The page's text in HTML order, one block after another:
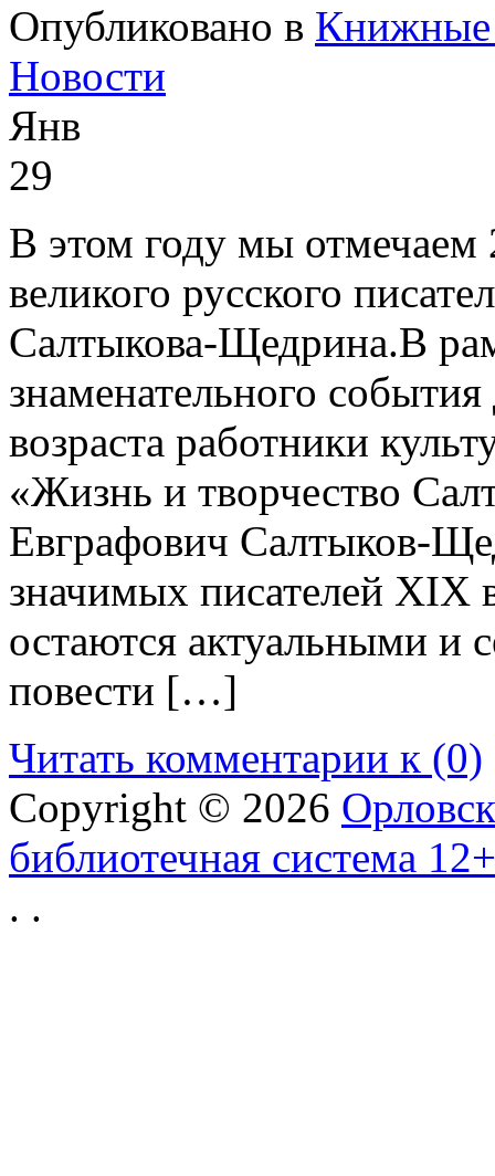
Опубликовано в Книжные
Новости
Янв
29
В этом году мы отмечаем
великого русского
Салтыкова-Щедрина.В
знаменательного
возраста работники
«Жизнь и творчество
Евграфович Салтыков-
значимых писателей XIX
остаются актуальными и
повести […]
Читать комментарии к (0)
Copyright © 2026
библиотечная система 12+
. .